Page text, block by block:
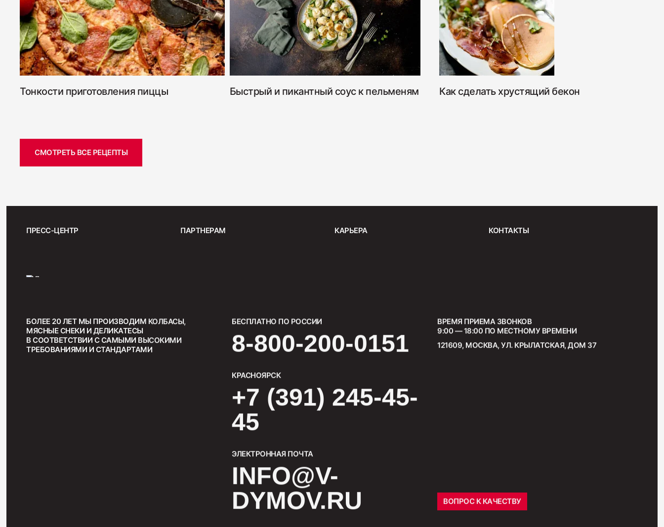
Ветчина "С окороком"
СМОТРЕТЬ ВСЕ
Тонкости приготовления пиццы Быстрый и пикантный соус к пельменям Как сделать хрустящий бекон
СМОТРЕТЬ ВСЕ РЕЦЕПТЫ
ПРЕСС-ЦЕНТР ПАРТНЕРАМ КАРЬЕРА КОНТАКТЫ
БОЛЕЕ 20 ЛЕТ МЫ ПРОИЗВОДИМ КОЛБАСЫ,
МЯСНЫЕ СНЕКИ И ДЕЛИКАТЕСЫ
В СООТВЕТСТВИИ С САМЫМИ ВЫСОКИМИ
ТРЕБОВАНИЯМИ И СТАНДАРТАМИ
БЕСПЛАТНО ПО РОССИИ
8-800-200-0151
КРАСНОЯРСК
+7 (391) 245-45-
45
ЭЛЕКТРОННАЯ ПОЧТА
INFO@V-
DYMOV.RU
ВРЕМЯ ПРИЕМА ЗВОНКОВ
9:00 — 18:00 ПО МЕСТНОМУ ВРЕМЕНИ
121609, МОСКВА, УЛ. КРЫЛАТСКАЯ, ДОМ 37
ВОПРОС К КАЧЕСТВУ